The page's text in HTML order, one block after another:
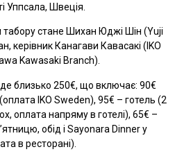
Уппсала, Швеція.
табору стане Шихан Юджі Шін (Yuji
керівник Канагави Кавасакі (IKO
Kawasaki Branch).
близько 250€, що включає: 90€
IKO Sweden), 95€ – готель (2
оплата напряму в готелі), 65€ –
обід і Sayonara Dinner у
в ресторані).